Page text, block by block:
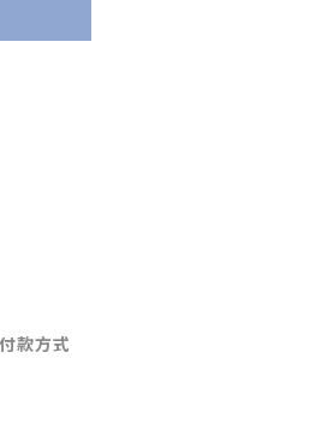
款方式